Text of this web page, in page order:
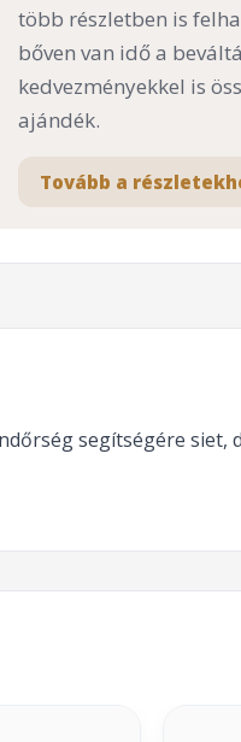
több részletben is
bőven van idő a
kedvezményekkel is
ajándék.
Tovább a
segítségére siet,